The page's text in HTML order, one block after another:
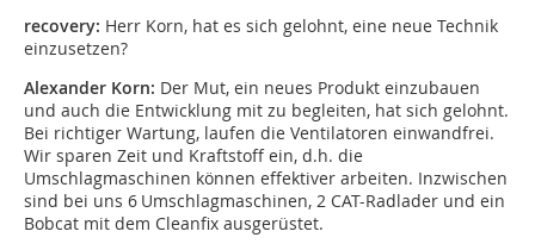
recovery: Herr Korn, hat es sich gelohnt, eine neue Technik
einzusetzen?
Alexander Korn: Der Mut, ein neues Produkt einzubauen
und auch die Entwicklung mit zu begleiten, hat sich gelohnt.
Bei richtiger Wartung, laufen die Ventilatoren einwandfrei.
Wir sparen Zeit und Kraftstoff ein, d.h. die
Umschlagmaschinen können effektiver arbeiten. Inzwischen
sind bei uns 6 Umschlagmaschinen, 2 CAT-Radlader und ein
Bobcat mit dem Cleanfix ausgerüstet.